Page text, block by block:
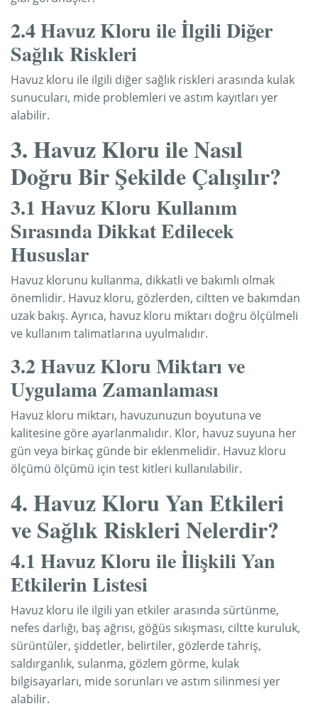
2.4 Havuz Kloru ile İlgili Diğer
Sağlık Riskleri
Havuz kloru ile ilgili diğer sağlık riskleri arasında kulak
sunucuları, mide problemleri ve astım kayıtları yer
alabilir.
3. Havuz Kloru ile Nasıl
Doğru Bir Şekilde Çalışılır?
3.1 Havuz Kloru Kullanım
Sırasında Dikkat Edilecek
Hususlar
Havuz klorunu kullanma, dikkatli ve bakımlı olmak
önemlidir. Havuz kloru, gözlerden, ciltten ve bakımdan
uzak bakış. Ayrıca, havuz kloru miktarı doğru ölçülmeli
ve kullanım talimatlarına uyulmalıdır.
3.2 Havuz Kloru Miktarı ve
Uygulama Zamanlaması
Havuz kloru miktarı, havuzunuzun boyutuna ve
kalitesine göre ayarlanmalıdır. Klor, havuz suyuna her
gün veya birkaç günde bir eklenmelidir. Havuz kloru
ölçümü ölçümü için test kitleri kullanılabilir.
4. Havuz Kloru Yan Etkileri
ve Sağlık Riskleri Nelerdir?
4.1 Havuz Kloru ile İlişkili Yan
Etkilerin Listesi
Havuz kloru ile ilgili yan etkiler arasında sürtünme,
nefes darlığı, baş ağrısı, göğüs sıkışması, ciltte kuruluk,
sürüntüler, şiddetler, belirtiler, gözlerde tahriş,
saldırganlık, sulanma, gözlem görme, kulak
bilgisayarları, mide sorunları ve astım silinmesi yer
alabilir.